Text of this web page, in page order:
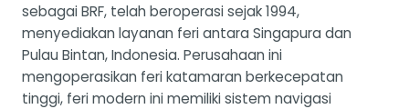
sebagai BRF, telah beroperasi sejak 1994,
menyediakan layanan feri antara Singapura dan
Pulau Bintan, Indonesia. Perusahaan ini
mengoperasikan feri katamaran berkecepatan
tinggi, feri modern ini memiliki sistem navigasi